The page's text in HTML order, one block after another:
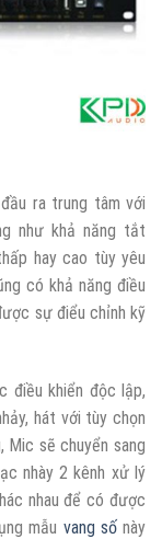
ra trung tâm với
như khả năng tắt
hay cao tùy yêu
có khả năng điều
sự điểu chỉnh kỹ
điều khiển độc lập,
hát với tùy chọn
sẽ chuyển sang
nhày 2 kênh xử lý
nhau để có được
mẫu vang sốnày